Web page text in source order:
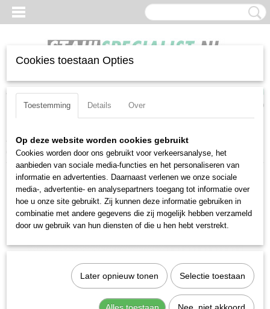
Inloggen Registreren
(0)
Home >Momentsleutels>Momentsleutels>Stahlwille 720NF/80
(50190081)
Stahlwille 720NF/80
(50190081)
Cookies toestaan Opties
Toestemming Details Over
Op deze website worden cookies gebruikt
Cookies worden door ons gebruikt voor verkeersanalyse, het
aanbieden van sociale media-functies en het personaliseren van
informatie en advertenties. Daarnaast verlenen we onze sociale
media-, advertentie- en analysepartners toegang tot informatie over
hoe u onze site gebruikt. Zij kunnen deze informatie gebruiken in
combinatie met andere gegevens die zij mogelijk hebben verzameld
door uw gebruik van hun diensten of die u hen hebt verstrekt.
Later opnieuw tonen Selectie toestaan